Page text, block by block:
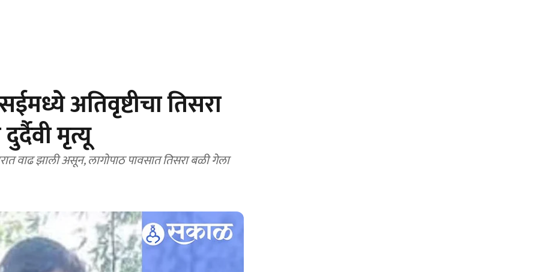
अतिवृष्टीचा तिसरा
मृत्यू
वाढ झाली असून, लागोपाठ पावसात तिसरा बळी गेला